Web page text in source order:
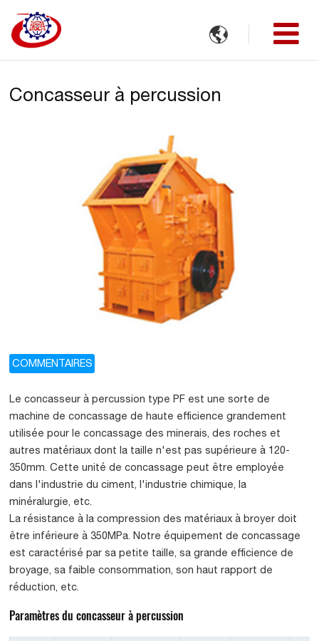

Concasseur à percussion
COMMENTAIRES
Le concasseur à percussion type PF est une sorte de
machine de concassage de haute efficience grandement
utilisée pour le concassage des minerais, des roches et
autres matériaux dont la taille n'est pas supérieure à 120-
350mm. Cette unité de concassage peut être employée
dans l'industrie du ciment, l'industrie chimique, la
minéralurgie, etc.
La résistance à la compression des matériaux à broyer doit
être inférieure à 350MPa. Notre équipement de concassage
est caractérisé par sa petite taille, sa grande efficience de
broyage, sa faible consommation, son haut rapport de
réduction, etc.
Paramètres du concasseur à percussion